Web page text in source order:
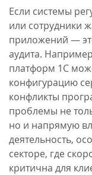
Если системы
или сотрудники
приложений —
аудита.
платформ 1С
конфигурацию
конфликты
проблемы не
но и напрямую
деятельность,
секторе, где
критична для